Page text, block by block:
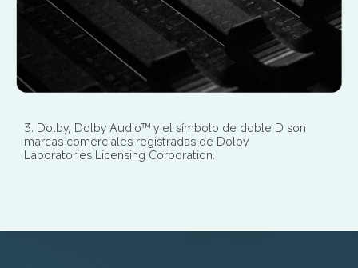
3. Dolby, Dolby Audio™ y el símbolo de doble D son
marcas comerciales registradas de Dolby
Laboratories Licensing Corporation.